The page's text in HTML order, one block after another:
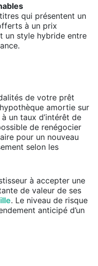
qui présentent un
à un prix
un style hybride entre
de votre prêt
amortie sur
un taux d’intérêt de
de renégocier
pour un nouveau
selon les
à accepter une
de valeur de ses
. Le niveau de risque
anticipé d’un